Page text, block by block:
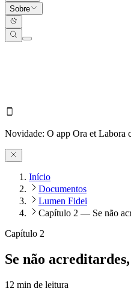
Sobre
Novidade: O app Ora et Labora
Início
Documentos
Lumen Fidei
Capítulo 2 — Se não
Capítulo 2
Se não
12 min de leitura